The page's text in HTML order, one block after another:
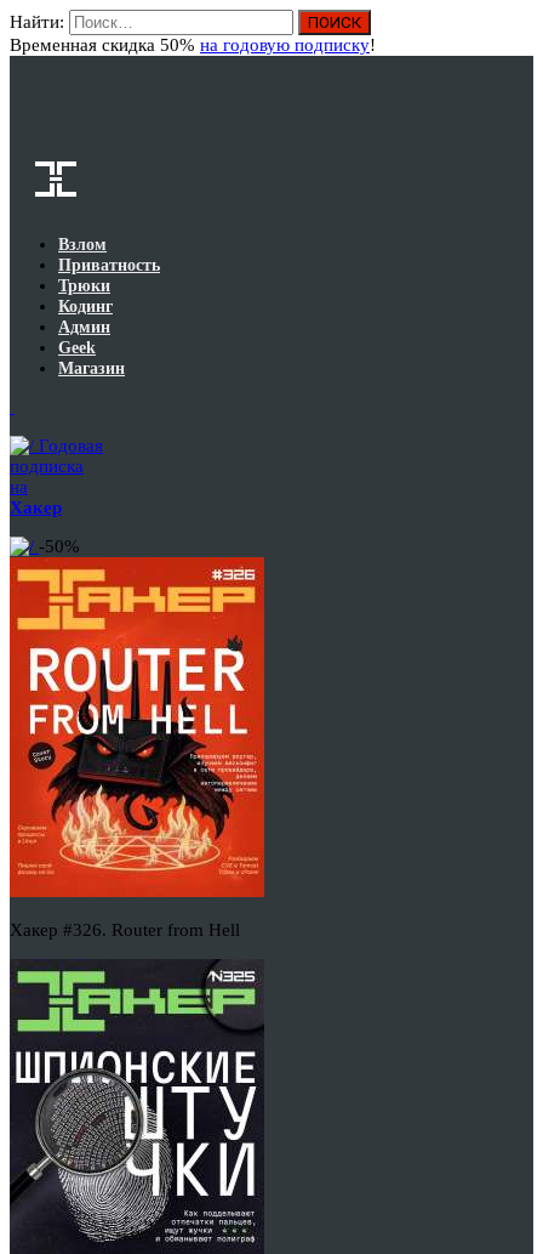
Найти:
Временная скидка 50% на годовую подписку!
Взлом
Приватность
Трюки
Кодинг
Админ
Geek
Магазин
Годовая
подписка
на
Хакер
-50%
Хакер #326. Router from Hell